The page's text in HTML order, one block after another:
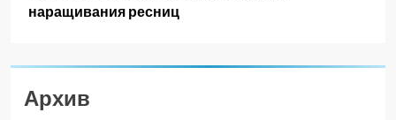
наращивания ресниц
Архив